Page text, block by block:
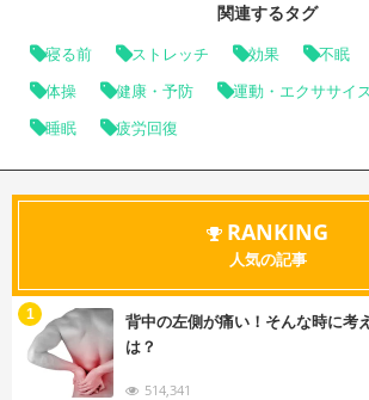
関連するタグ
寝る前 ストレッチ 効果 不眠
体操 健康・予防 運動・エクササイ
睡眠 疲労回復
RANKING
人気の記事
背中の左側が痛い！そんな時に考
は？
514,341
1